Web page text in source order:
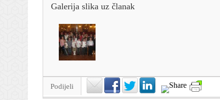
Galerija slika uz članak
Podijeli